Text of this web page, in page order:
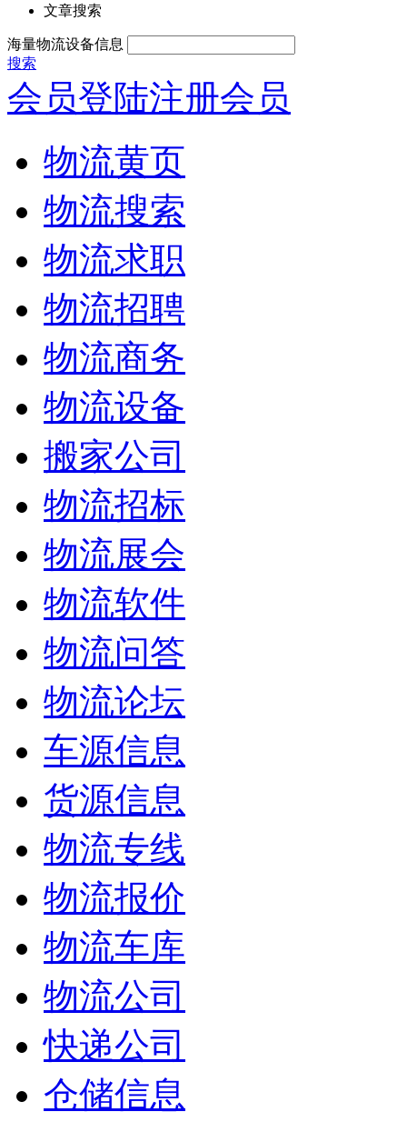
文章搜索
海量物流设备信息
搜索
会员登陆注册会员
物流黄页
物流搜索
物流求职
物流招聘
物流商务
物流设备
搬家公司
物流招标
物流展会
物流软件
物流问答
物流论坛
车源信息
货源信息
物流专线
物流报价
物流车库
物流公司
快递公司
仓储信息